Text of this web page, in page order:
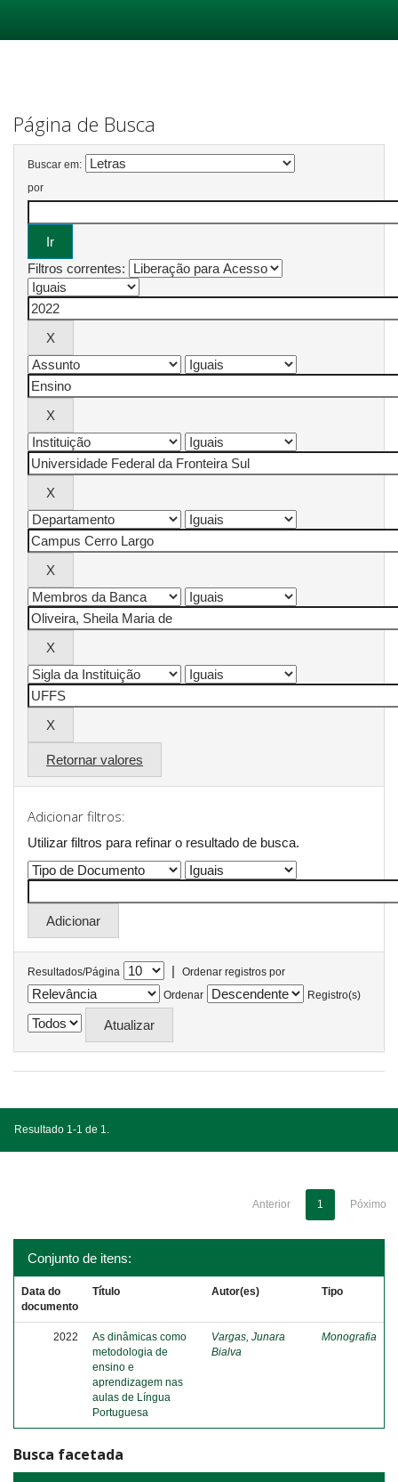
Página de Busca
Buscar em:
por
Filtros correntes:
Retornar valores
Adicionar filtros:
Utilizar filtros para refinar o resultado de busca.
Resultados/Página |
Ordenar registros por
Ordenar
Registro(s)
Resultado 1-1 de 1.
Anterior 1 Póximo
Conjunto de itens:
Data do
documento
Título Autor(es) Tipo
2022
As dinâmicas como
metodologia de
ensino e
aprendizagem nas
aulas de Língua
Portuguesa
Vargas, Junara
Bialva
Monografia
Busca facetada